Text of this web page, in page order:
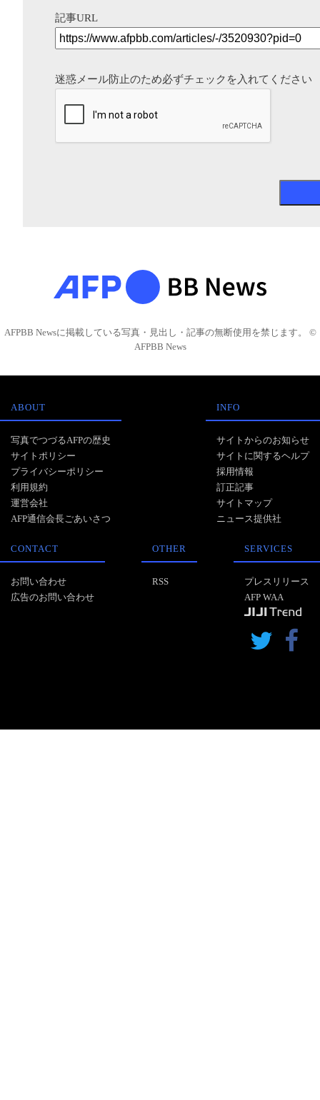
記事URL
迷惑メール防止のため必ずチェックを入れてください
AFPBB Newsに掲載している写真・見出し・記事の無断使用を禁じます。 ©
AFPBB News
ABOUT
写真でつづるAFPの歴史
サイトポリシー
プライバシーポリシー
利用規約
運営会社
AFP通信会長ごあいさつ
INFO
サイトからのお知らせ
サイトに関するヘルプ
採用情報
訂正記事
サイトマップ
ニュース提供社
CONTACT
お問い合わせ
広告のお問い合わせ
OTHER
RSS
SERVICES
プレスリリース
AFP WAA